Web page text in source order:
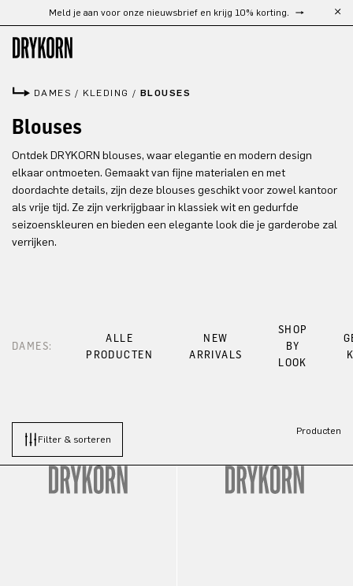
Ga naar de hoofdinhoud
Meld je aan voor onze nieuwsbrief en krijg 10% korting.
DAMES / KLEDING / BLOUSES
Blouses
Ontdek DRYKORN blouses, waar elegantie en modern design
elkaar ontmoeten. Gemaakt van fijne materialen en met
doordachte details, zijn deze blouses geschikt voor zowel kantoor
als vrije tijd. Ze zijn verkrijgbaar in klassiek wit en gedurfde
seizoenskleuren en bieden een elegante look die je garderobe zal
verrijken.
DAMES:
ALLE
PRODUCTEN
NEW
ARRIVALS
SHOP
BY
LOOK
Filter & sorteren
Producten